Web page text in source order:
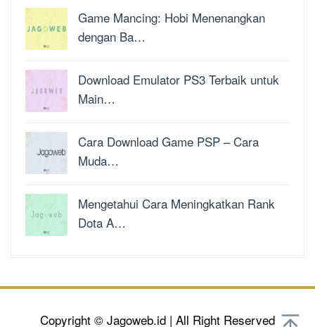
Game Mancing: Hobi Menenangkan
dengan Ba…
Download Emulator PS3 Terbaik untuk
Main…
Cara Download Game PSP – Cara
Muda…
Mengetahui Cara Meningkatkan Rank
Dota A…
Copyright © Jagoweb.id | All Right Reserved